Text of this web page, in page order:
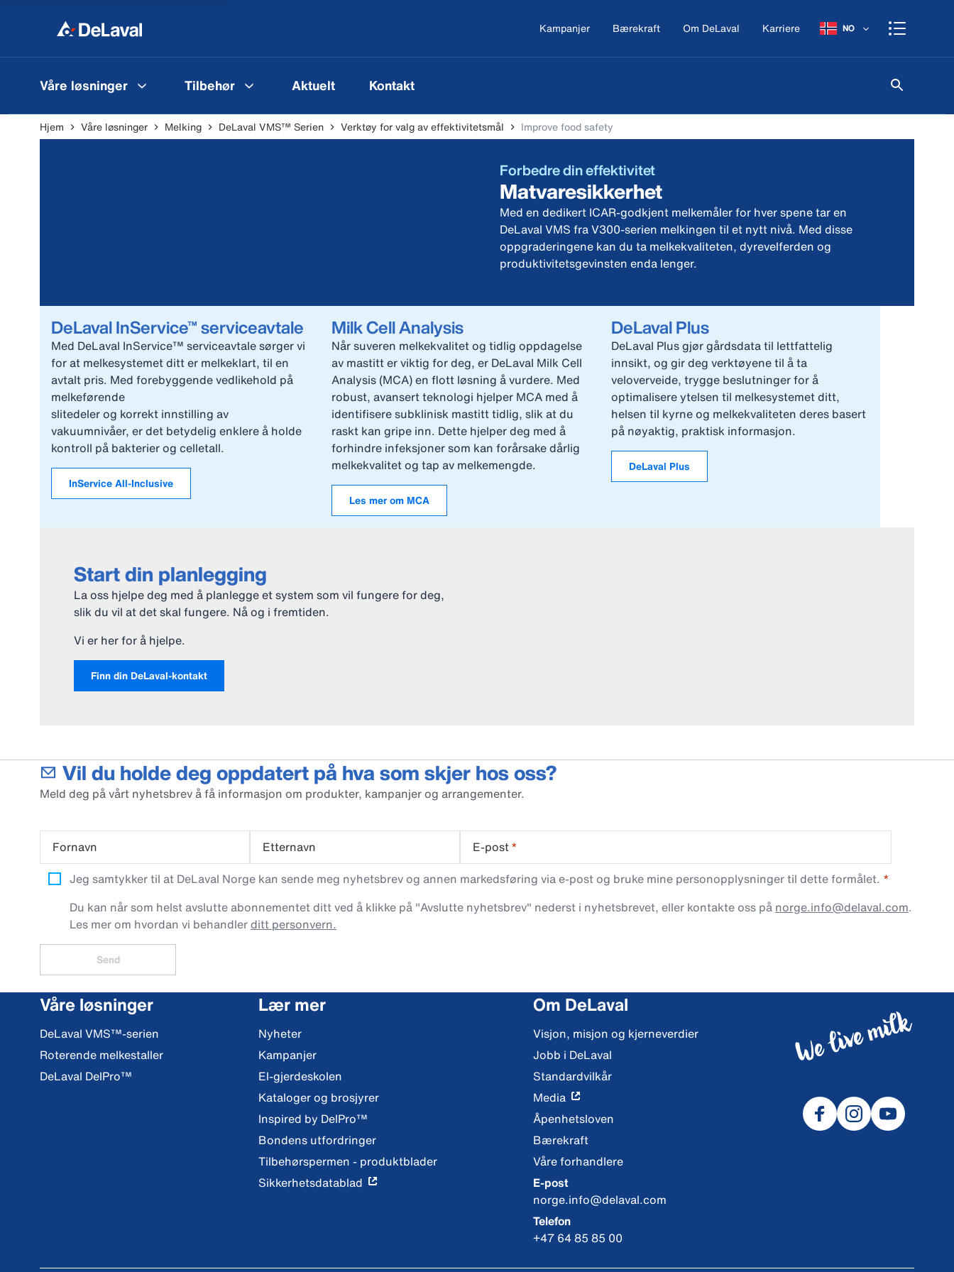
Kampanjer Bærekraft Om DeLaval Karriere NO
Våre løsninger Tilbehør Aktuelt Kontakt
Hjem Våre løsninger Melking DeLaval VMS™ Serien Verktøy for valg av effektivitetsmål Improve food safety
Forbedre din effektivitet
Matvaresikkerhet
Med en dedikert ICAR-godkjent melkemåler for hver spene tar en
DeLaval VMS fra V300-serien melkingen til et nytt nivå. Med disse
oppgraderingene kan du ta melkekvaliteten, dyrevelferden og
produktivitetsgevinsten enda lenger.
DeLaval InService™ serviceavtale
Med DeLaval InService™ serviceavtale sørger vi
for at melkesystemet ditt er melkeklart, til en
avtalt pris. Med forebyggende vedlikehold på
melkeførende
slitedeler og korrekt innstilling av
vakuumnivåer, er det betydelig enklere å holde
kontroll på bakterier og celletall.
InService All-Inclusive
Milk Cell Analysis
Når suveren melkekvalitet og tidlig oppdagelse
av mastitt er viktig for deg, er DeLaval Milk Cell
Analysis (MCA) en flott løsning å vurdere. Med
robust, avansert teknologi hjelper MCA med å
identifisere subklinisk mastitt tidlig, slik at du
raskt kan gripe inn. Dette hjelper deg med å
forhindre infeksjoner som kan forårsake dårlig
melkekvalitet og tap av melkemengde.
Les mer om MCA
DeLaval Plus
DeLaval Plus gjør gårdsdata til lettfattelig
innsikt, og gir deg verktøyene til å ta
veloverveide, trygge beslutninger for å
optimalisere ytelsen til melkesystemet ditt,
helsen til kyrne og melkekvaliteten deres basert
på nøyaktig, praktisk informasjon.
DeLaval Plus
Start din planlegging
La oss hjelpe deg med å planlegge et system som vil fungere for deg,
slik du vil at det skal fungere. Nå og i fremtiden.
Vi er her for å hjelpe.
Finn din DeLaval-kontakt
Vil du holde deg oppdatert på hva som skjer hos oss?
Meld deg på vårt nyhetsbrev å få informasjon om produkter, kampanjer og arrangementer.
Fornavn Etternavn E-post*
Jeg samtykker til at DeLaval Norge kan sende meg nyhetsbrev og annen markedsføring via e-post og bruke mine personopplysninger til dette formålet.
Du kan når som helst avslutte abonnementet ditt ved å klikke på "Avslutte nyhetsbrev" nederst i nyhetsbrevet, eller kontakte oss på norge.info@delaval.com.
Les mer om hvordan vi behandlerditt personvern.
Send
Våre løsninger
DeLaval VMS™-serien
Roterende melkestaller
DeLaval DelPro™
Lær mer
Nyheter
Kampanjer
El-gjerdeskolen
Kataloger og brosjyrer
Inspired by DelPro™
Bondens utfordringer
Tilbehørspermen - produktblader
Sikkerhetsdatablad
Om DeLaval
Visjon, misjon og kjerneverdier
Jobb i DeLaval
Standardvilkår
Media
Åpenhetsloven
Bærekraft
Våre forhandlere
E-post
norge.info@delaval.com
Telefon
+47 64 85 85 00